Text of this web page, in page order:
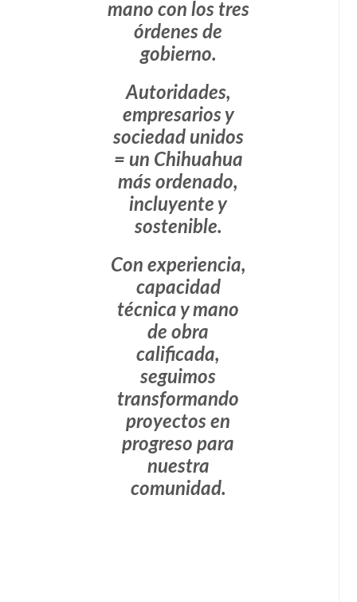
mano con los tres
órdenes de
gobierno.
Autoridades,
empresarios y
sociedad unidos
= un Chihuahua
más ordenado,
incluyente y
sostenible.
Con experiencia,
capacidad
técnica y mano
de obra
calificada,
seguimos
transformando
proyectos en
progreso para
nuestra
comunidad.